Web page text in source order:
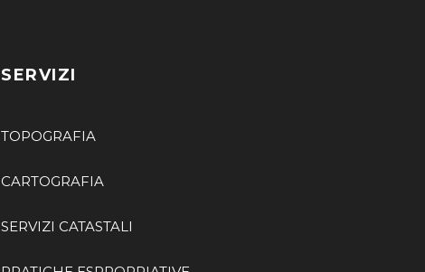
SERVIZI
TOPOGRAFIA
CARTOGRAFIA
SERVIZI CATASTALI